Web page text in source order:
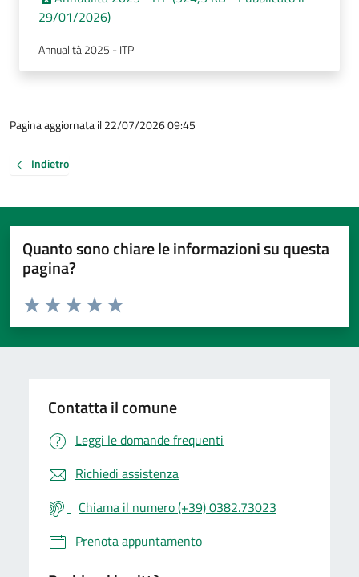
29/01/2026)
Annualità 2025 - ITP
Pagina aggiornata il 22/07/2026 09:45
Indietro
Quanto sono chiare le informazioni su questa
pagina?
Valuta da 1 a 5 stelle la pagina
Valuta 5 stelle su 5
Valuta 4 stelle su 5
Valuta 3 stelle su 5
Valuta 2 stelle su 5
Valuta 1 stelle su 5
Contatta il comune
Leggi le domande frequenti
Richiedi assistenza
Chiama il numero (+39) 0382.73023
Prenota appuntamento